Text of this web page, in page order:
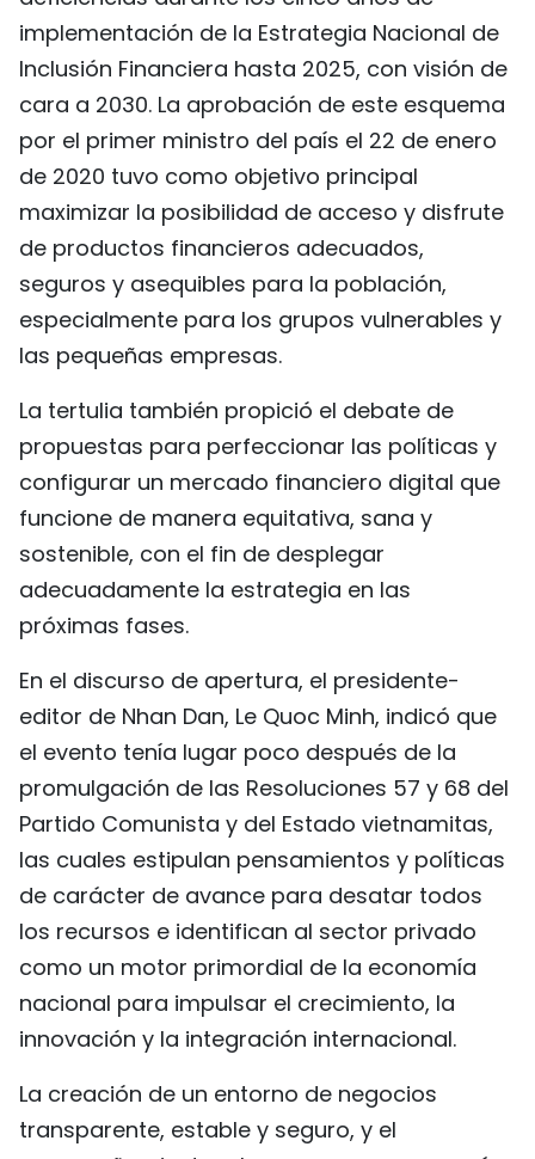
implementación de la Estrategia Nacional de
Inclusión Financiera hasta 2025, con visión de
cara a 2030. La aprobación de este esquema
por el primer ministro del país el 22 de enero
de 2020 tuvo como objetivo principal
maximizar la posibilidad de acceso y disfrute
de productos financieros adecuados,
seguros y asequibles para la población,
especialmente para los grupos vulnerables y
las pequeñas empresas.
La tertulia también propició el debate de
propuestas para perfeccionar las políticas y
configurar un mercado financiero digital que
funcione de manera equitativa, sana y
sostenible, con el fin de desplegar
adecuadamente la estrategia en las
próximas fases.
En el discurso de apertura, el presidente-
editor de Nhan Dan, Le Quoc Minh, indicó que
el evento tenía lugar poco después de la
promulgación de las Resoluciones 57 y 68 del
Partido Comunista y del Estado vietnamitas,
las cuales estipulan pensamientos y políticas
de carácter de avance para desatar todos
los recursos e identifican al sector privado
como un motor primordial de la economía
nacional para impulsar el crecimiento, la
innovación y la integración internacional.
La creación de un entorno de negocios
transparente, estable y seguro, y el